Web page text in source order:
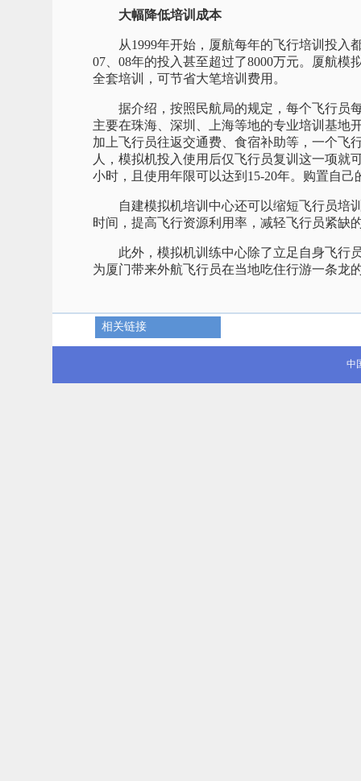
大幅降低培训成本
从1999年开始，厦航每年的飞行培训投入
07、08年的投入甚至超过了8000万元。厦航
全套培训，可节省大笔培训费用。
据介绍，按照民航局的规定，每个飞行员每
主要在珠海、深圳、上海等地的专业培训基地
加上飞行员往返交通费、食宿补助等，一个飞
人，模拟机投入使用后仅飞行员复训这一项就
小时，且使用年限可以达到15-20年。购置自
自建模拟机培训中心还可以缩短飞行员培训
时间，提高飞行资源利用率，减轻飞行员紧缺
此外，模拟机训练中心除了立足自身飞行员
为厦门带来外航飞行员在当地吃住行游一条龙
相关链接
中